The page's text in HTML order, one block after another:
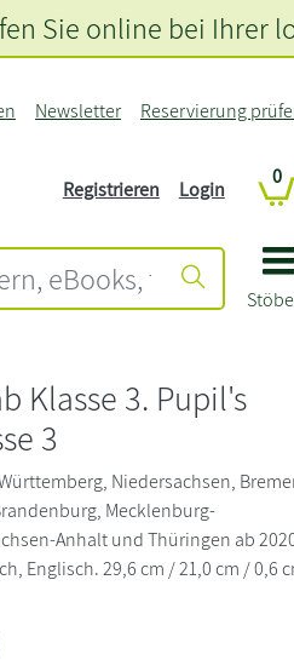
Newsletter Reservierung
Registrieren Login
0
Sie online bei Ihrer
Klasse 3. Pupil's
3
Niedersachsen,
Mecklenburg-
Anhalt und Thüringen ab
Englisch. 29,6 cm / 21,0 cm / 0,6